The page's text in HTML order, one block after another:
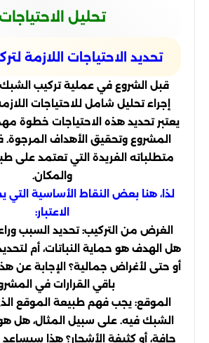
تحليل الاحتياجات
تحديد الاحتياجات اللازمة
قبل الشروع في عملية تركيب
إجراء تحليل شامل للاحتياجات
يعتبر تحديد هذه الاحتياجات خطوة
المشروع وتحقيق الأهداف
متطلباته الفريدة التي تعتمد على
والمكان.
لذا، هنا بعض النقاط الأساسية التي
الاعتبار:
الغرض من التركيب: تحديد السبب
هل الهدف هو حماية النباتات، أم
أو حتى لأغراض جمالية؟ الإجابة عن
باقي القرارات في
الموقع: يجب فهم طبيعة الموقع
الشبك فيه. على سبيل المثال، هل
جافة، أو كثيفة الأشجار؟ هذا سيساعد